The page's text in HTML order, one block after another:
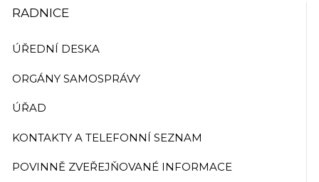
RADNICE
ÚŘEDNÍ DESKA
ORGÁNY SAMOSPRÁVY
ÚŘAD
KONTAKTY A TELEFONNÍ SEZNAM
POVINNĚ ZVEŘEJŇOVANÉ INFORMACE